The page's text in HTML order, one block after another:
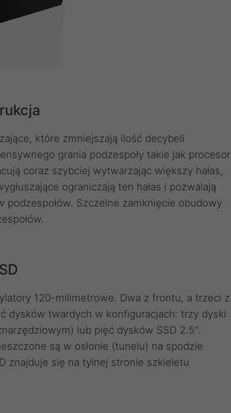
które zmniejszają ilość decybeli
grania podzespoły takie jak procesor
coraz szybciej wytwarzając większy hałas,
ograniczają ten hałas i pozwalają
Szczelne zamknięcie obudowy
120-milimetrowe. Dwa z frontu, a trzeci z
dysków twardych w konfiguracjach: trzy dyski
lub pięć dysków SSD 2.5".
są w osłonie (tunelu) na spodzie
znajduje się na tylnej stronie szkieletu